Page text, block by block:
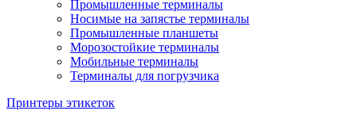
Промышленные терминалы
Носимые на запястье терминалы
Промышленные планшеты
Морозостойкие терминалы
Мобильные терминалы
Терминалы для погрузчика
Принтеры этикеток